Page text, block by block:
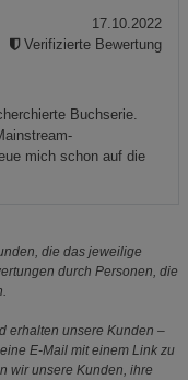
Buchserie.
mich schon auf die
17.10.2022
Verifizierte Bewertung
die das jeweilige
durch Personen, die
erhalten unsere Kunden –
E-Mail mit einem Link zu
wir unsere Kunden, ihre